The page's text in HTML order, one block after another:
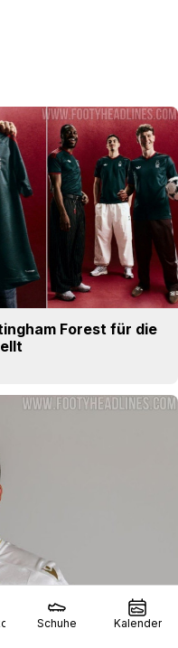
Schuhe Kalender
Forest für die